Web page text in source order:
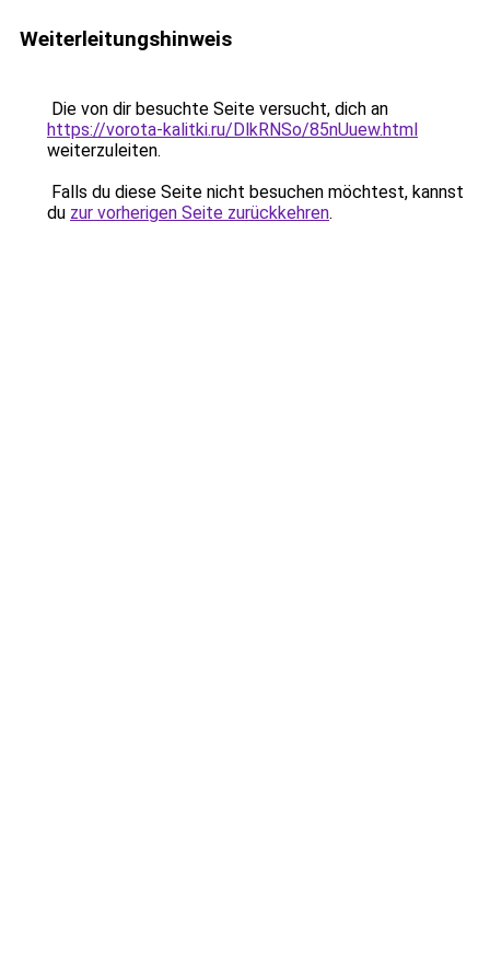
Weiterleitungshinweis
Die von dir besuchte Seite versucht, dich an
https://vorota-kalitki.ru/DlkRNSo/85nUuew.html
weiterzuleiten.
Falls du diese Seite nicht besuchen möchtest, kannst
du zur vorherigen Seite zurückkehren.